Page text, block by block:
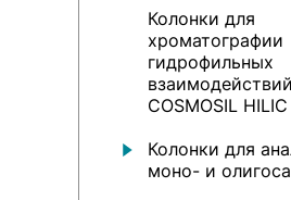
Колонки для
хроматографии
гидрофильных
взаимодействий
COSMOSIL HILIC
Колонки для
моно- и